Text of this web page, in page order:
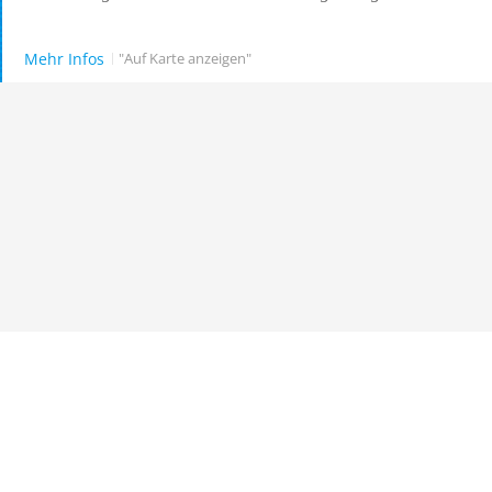
Mehr Infos "Auf Karte anzeigen"